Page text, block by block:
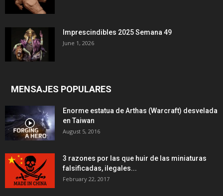
Imprescindibles 2025 Semana 49
June 1, 2026
MENSAJES POPULARES
Enorme estatua de Arthas (Warcraft) desvelada
en Taiwan
August 5, 2016
3 razones por las que huir de las miniaturas
falsificadas, ilegales...
February 22, 2017